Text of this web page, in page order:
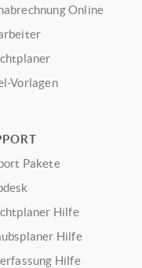
Online
Vorlagen
Pakete
Hilfe
Hilfe
Hilfe